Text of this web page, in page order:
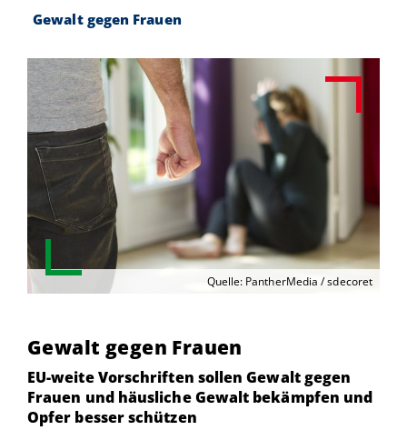
ausgewählten
zu
einzelnen
Seiten
Gewalt gegen Frauen
Quelle: PantherMedia / sdecoret
Gewalt gegen Frauen
EU-weite Vorschriften sollen Gewalt gegen
Frauen und häusliche Gewalt bekämpfen und
Opfer besser schützen